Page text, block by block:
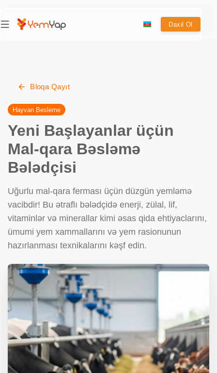
Daxil Ol
Bloqa Qayıt
Hayvan Besleme
Yeni Başlayanlar üçün
Mal-qara Bəsləmə
Bələdçisi
Uğurlu mal-qara ferması üçün düzgün yemləmə
vacibdir! Bu ətraflı bələdçidə enerji, zülal, lif,
vitaminlər və minerallar kimi əsas qida ehtiyaclarını,
ümumi yem xammallarını və yem rasionunun
hazırlanması texnikalarını kəşf edin.